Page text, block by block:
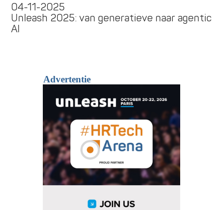
04-11-2025
Unleash 2025: van generatieve naar agentic
AI
Advertentie